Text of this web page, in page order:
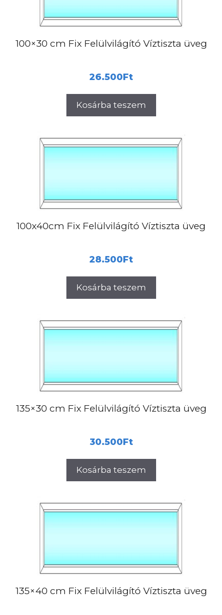
100×30 cm Fix Felülvilágító Víztiszta üveg
26.500Ft
Kosárba teszem
100x40cm Fix Felülvilágító Víztiszta üveg
28.500Ft
Kosárba teszem
135×30 cm Fix Felülvilágító Víztiszta üveg
30.500Ft
Kosárba teszem
135×40 cm Fix Felülvilágító Víztiszta üveg